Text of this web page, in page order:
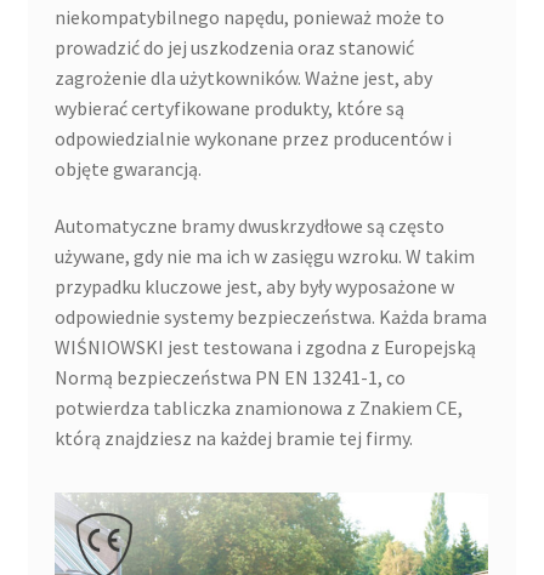
niekompatybilnego napędu, ponieważ może to
prowadzić do jej uszkodzenia oraz stanowić
zagrożenie dla użytkowników. Ważne jest, aby
wybierać certyfikowane produkty, które są
odpowiedzialnie wykonane przez producentów i
objęte gwarancją.
Automatyczne bramy dwuskrzydłowe są często
używane, gdy nie ma ich w zasięgu wzroku. W takim
przypadku kluczowe jest, aby były wyposażone w
odpowiednie systemy bezpieczeństwa. Każda brama
WIŚNIOWSKI jest testowana i zgodna z Europejską
Normą bezpieczeństwa PN EN 13241-1, co
potwierdza tabliczka znamionowa z Znakiem CE,
którą znajdziesz na każdej bramie tej firmy.